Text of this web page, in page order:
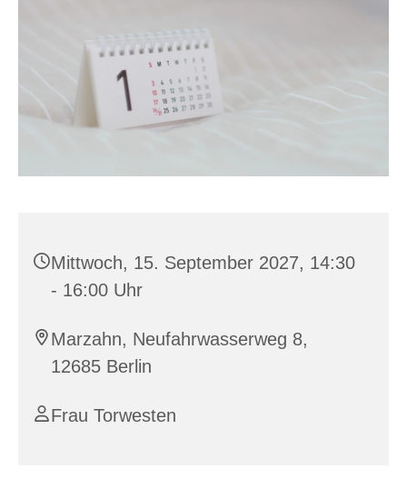
Mittwoch, 15. September 2027, 14:30
- 16:00 Uhr
Marzahn, Neufahrwasserweg 8,
12685 Berlin
Frau Torwesten